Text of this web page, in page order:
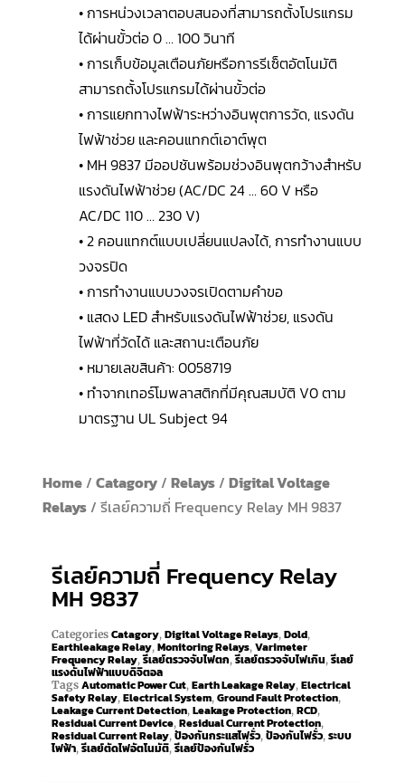
• การหน่วงเวลาตอบสนองที่สามารถตั้งโปรแกรม
ได้ผ่านขั้วต่อ 0 … 100 วินาที
• การเก็บข้อมูลเตือนภัยหรือการรีเซ็ตอัตโนมัติ
สามารถตั้งโปรแกรมได้ผ่านขั้วต่อ
• การแยกทางไฟฟ้าระหว่างอินพุตการวัด, แรงดัน
ไฟฟ้าช่วย และคอนแทกต์เอาต์พุต
• MH 9837 มีออปชันพร้อมช่วงอินพุตกว้างสำหรับ
แรงดันไฟฟ้าช่วย (AC/DC 24 … 60 V หรือ
AC/DC 110 … 230 V)
• 2 คอนแทกต์แบบเปลี่ยนแปลงได้, การทำงานแบบ
วงจรปิด
• การทำงานแบบวงจรเปิดตามคำขอ
• แสดง LED สำหรับแรงดันไฟฟ้าช่วย, แรงดัน
ไฟฟ้าที่วัดได้ และสถานะเตือนภัย
• หมายเลขสินค้า: 0058719
• ทำจากเทอร์โมพลาสติกที่มีคุณสมบัติ V0 ตาม
มาตรฐาน UL Subject 94
Home/ Catagory/ Relays/ Digital Voltage
Relays/ รีเลย์ความถี่ Frequency Relay MH 9837
รีเลย์ความถี่ Frequency Relay
MH 9837
Categories Catagory, Digital Voltage Relays, Dold,
Earthleakage Relay, Monitoring Relays, Varimeter
Frequency Relay,รีเลย์ตรวจจับไฟตก,รีเลย์ตรวจจับไฟเกิน,รีเลย์
แรงดันไฟฟ้าแบบดิจิตอล
Tags Automatic Power Cut, Earth Leakage Relay, Electrical
Safety Relay, Electrical System, Ground Fault Protection,
Leakage Current Detection, Leakage Protection, RCD,
Residual Current Device, Residual Current Protection,
Residual Current Relay, ป้องกันกระแสไฟรั่ว, ป้องกันไฟรั่ว, ระบบ
ไฟฟ้า,รีเลย์ตัดไฟอัตโนมัติ,รีเลย์ป้องกันไฟรั่ว